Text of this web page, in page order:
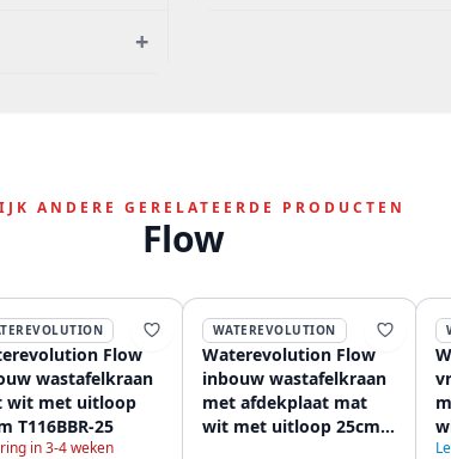
+
ANDERE GERELATEERDE PRODUCTEN
Flow
Flow
wastafelkraan
wit met uitloop
T116BBR-25
in 3-4 weken
WATEREVOLUTION
Waterevolution Flow
inbouw wastafelkraan
met afdekplaat mat
wit met uitloop 25cm